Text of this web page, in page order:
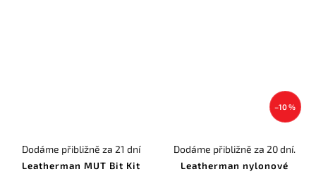
Leatherman MUT Bit Kit
Dodáme přibližně za 21 dní
–10 %
Leatherman nylonové
Dodáme přibližně za 20 dní.